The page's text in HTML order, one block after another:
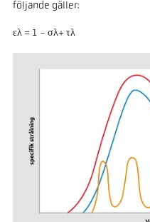
följande gäller:
ελ = 1 - σλ+ τλ